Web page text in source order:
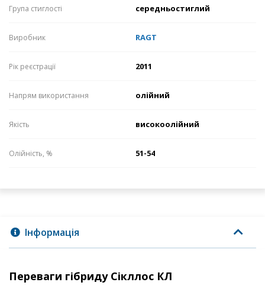
Група стиглості середньостиглий
Виробник RAGT
Рік реєстрації 2011
Напрям використання олійний
Якість високоолійний
Олійність, % 51-54
Інформація
Переваги гібриду Сікллос КЛ